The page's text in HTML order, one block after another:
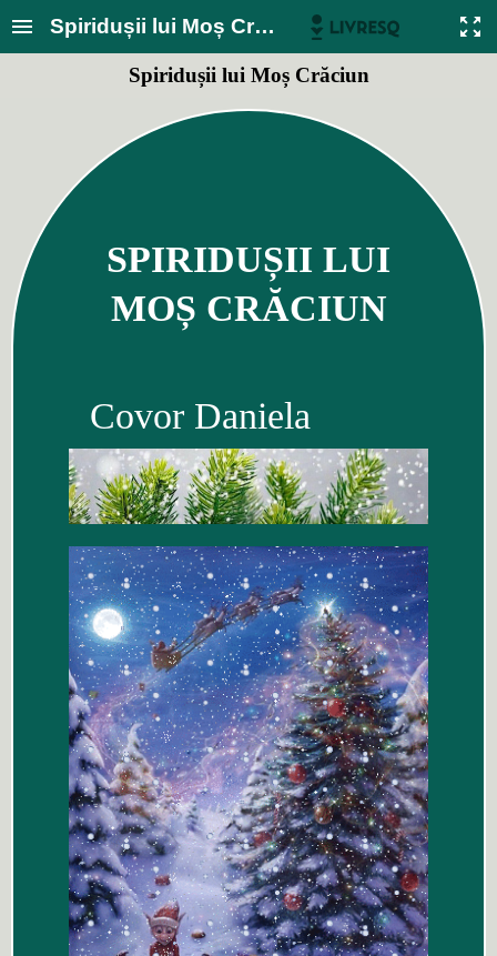
Spiridușii lui Moș Crăciun
Spiridușii lui Moș Crăciun
SPIRIDUȘII LUI
MOȘ CRĂCIUN
Covor Daniela